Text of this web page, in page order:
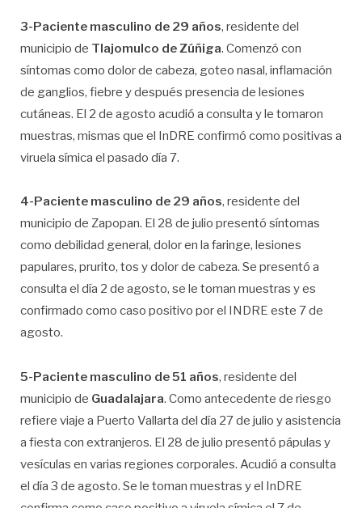
3-Paciente masculino de 29 años, residente del
municipio de Tlajomulco de Zúñiga. Comenzó con
síntomas como dolor de cabeza, goteo nasal, inflamación
de ganglios, fiebre y después presencia de lesiones
cutáneas. El 2 de agosto acudió a consulta y le tomaron
muestras, mismas que el InDRE confirmó como positivas a
viruela símica el pasado día 7.
4-Paciente masculino de 29 años, residente del
municipio de Zapopan. El 28 de julio presentó síntomas
como debilidad general, dolor en la faringe, lesiones
papulares, prurito, tos y dolor de cabeza. Se presentó a
consulta el día 2 de agosto, se le toman muestras y es
confirmado como caso positivo por el INDRE este 7 de
agosto.
5-Paciente masculino de 51 años, residente del
municipio de Guadalajara. Como antecedente de riesgo
refiere viaje a Puerto Vallarta del día 27 de julio y asistencia
a fiesta con extranjeros. El 28 de julio presentó pápulas y
vesículas en varias regiones corporales. Acudió a consulta
el día 3 de agosto. Se le toman muestras y el InDRE